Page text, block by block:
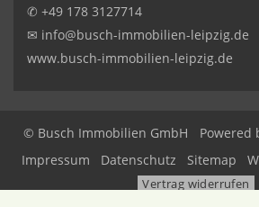
✆ +49 178 3127714
✉ info@busch-immobilien-leipzig.de
www.busch-immobilien-leipzig.de
© Busch Immobilien GmbH
Powered
Impressum
Datenschutz Sitemap
Vertrag widerrufen